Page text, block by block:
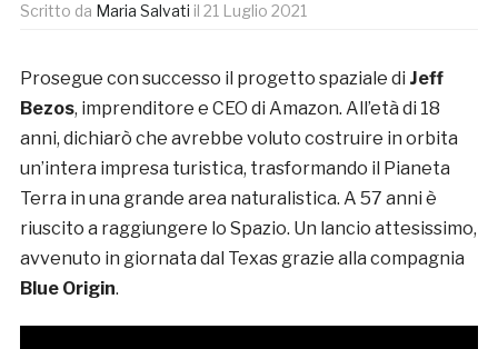
Scritto da Maria Salvati il 21 Luglio 2021
Prosegue con successo il progetto spaziale di Jeff
Bezos, imprenditore e CEO di Amazon. All’età di 18
anni, dichiarò che avrebbe voluto costruire in orbita
un’intera impresa turistica, trasformando il Pianeta
Terra in una grande area naturalistica. A 57 anni è
riuscito a raggiungere lo Spazio. Un lancio attesissimo,
avvenuto in giornata dal Texas grazie alla compagnia
Blue Origin.